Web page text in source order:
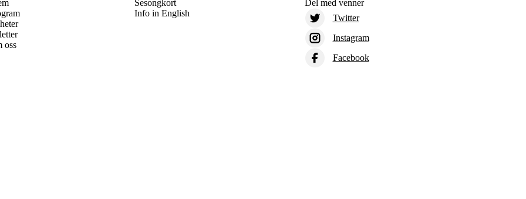
oss
Sesongkort
Info in English
Del med venner
Twitter
Instagram
Facebook